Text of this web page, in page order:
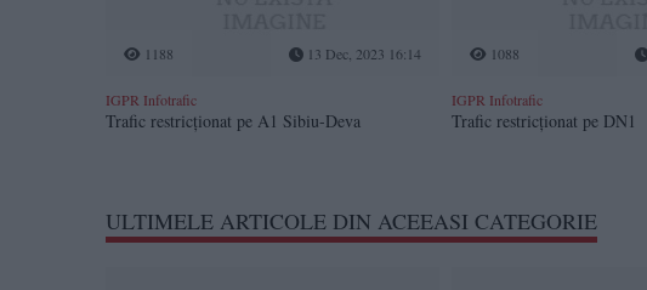
1188 13 Dec, 2023 16:14
IGPR Infotrafic
Trafic restricționat pe A1 Sibiu-Deva
1088
IGPR Infotrafic
Trafic restricționat pe DN1
ULTIMELE ARTICOLE DIN ACEEASI CATEGORIE